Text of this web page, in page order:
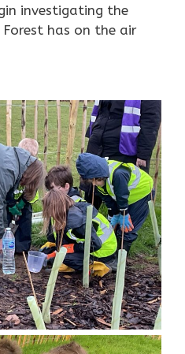
investigating the
has on the air